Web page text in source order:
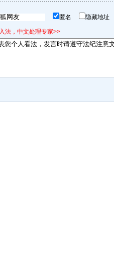
匿名 隐藏地址
法，中文处理专家>>